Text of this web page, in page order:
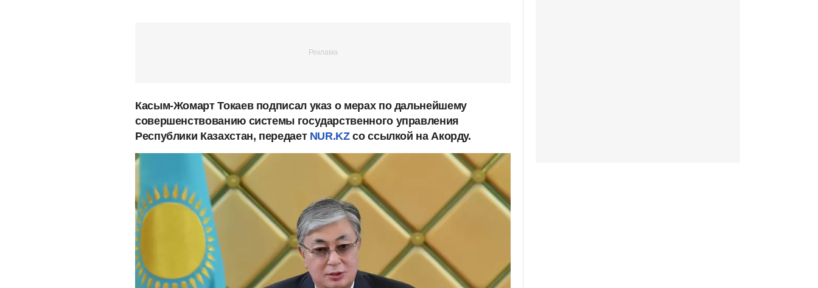
Касым-Жомарт Токаев подписал указ о мерах по дальнейшему
совершенствованию системы государственного управления
Республики Казахстан, передает NUR.KZсо ссылкой на Акорду.